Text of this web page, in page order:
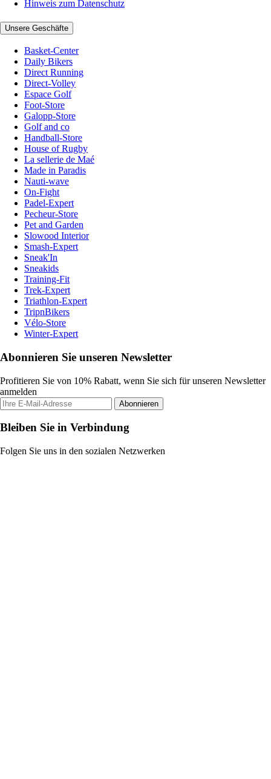
Hinweis zum Datenschutz
Unsere Geschäfte
Basket-Center
Daily Bikers
Direct Running
Direct-Volley
Espace Golf
Foot-Store
Galopp-Store
Golf and co
Handball-Store
House of Rugby
La sellerie de Maé
Made in Paradis
Nauti-wave
On-Fight
Padel-Expert
Pecheur-Store
Pet and Garden
Slowood Interior
Smash-Expert
Sneak'In
Sneakids
Training-Fit
Trek-Expert
Triathlon-Expert
TripnBikers
Vélo-Store
Winter-Expert
Abonnieren Sie unseren Newsletter
Profitieren Sie von 10% Rabatt, wenn Sie sich für unseren Newsletter
anmelden
Abonnieren
Bleiben Sie in Verbindung
Folgen Sie uns in den sozialen Netzwerken